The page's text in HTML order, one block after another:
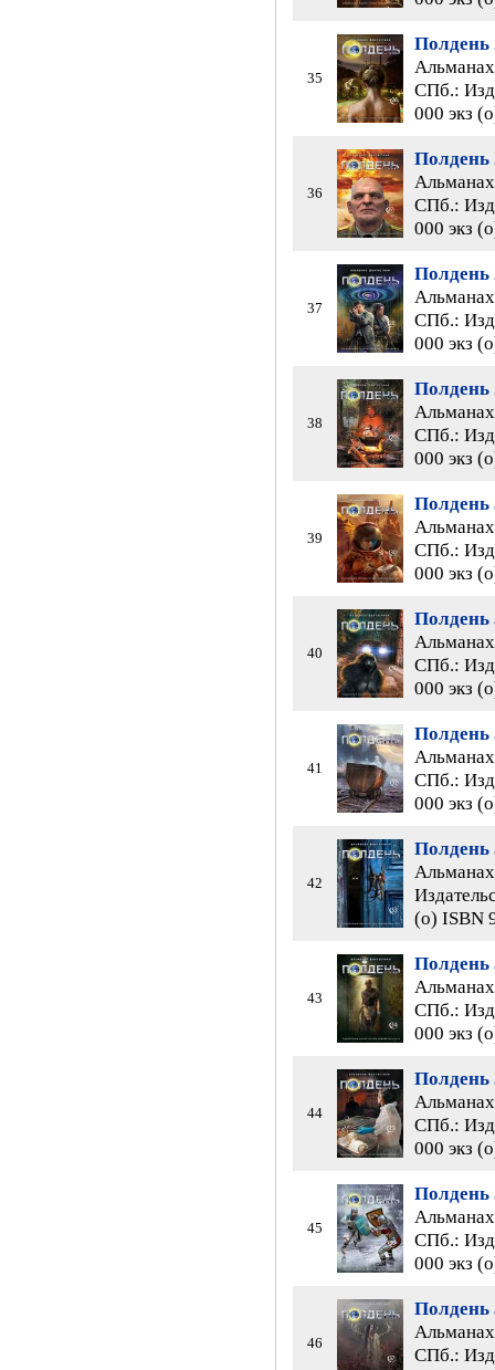
35
Полдень
СПб.:
000 экз
36
Полдень
СПб.:
000 экз
37
Полдень
СПб.:
000 экз
38
Полдень
СПб.:
000 экз
39
Полдень
СПб.:
000 экз
40
Полдень
СПб.:
000 экз
41
Полдень
СПб.:
000 экз
42
Полдень
(о) ISBN
43
Полдень
СПб.:
000 экз
44
Полдень
СПб.:
000 экз
45
Полдень
СПб.:
000 экз
46
Полдень
СПб.: